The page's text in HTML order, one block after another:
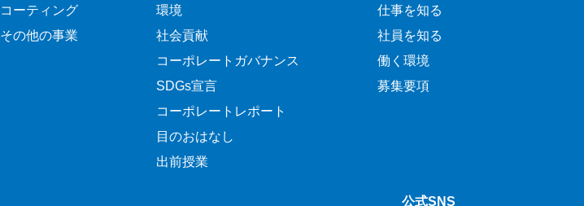
コーティング
その他の事業
環境
社会貢献
コーポレートガバナンス
SDGs宣言
コーポレートレポート
目のおはなし
出前授業
仕事を知る
社員を知る
働く環境
募集要項
公式SNS